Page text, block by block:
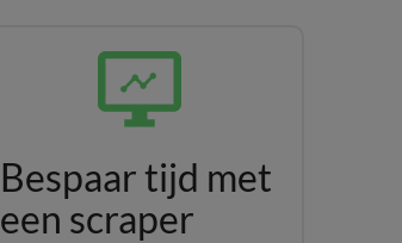
Bespaar tijd met
een scraper